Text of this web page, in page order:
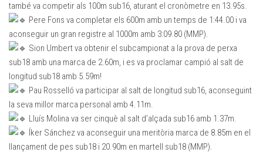
també va competir als 100m sub16, aturant el cronòmetre en 13.95s.
Pere Fons va completar els 600m amb un temps de 1:44.00 i va
aconseguir un gran registre al 1000m amb 3:09.80 (MMP).
Sion Umbert va obtenir el subcampionat a la prova de perxa
sub18 amb una marca de 2.60m, i es va proclamar campió al salt de
longitud sub18 amb 5.59m!
Pau Rosselló va participar al salt de longitud sub16, aconseguint
la seva millor marca personal amb 4.11m.
Lluís Molina va ser cinquè al salt d’alçada sub16 amb 1.37m.
Íker Sánchez va aconseguir una meritòria marca de 8.85m en el
llançament de pes sub18 i 20.90m en martell sub18 (MMP).